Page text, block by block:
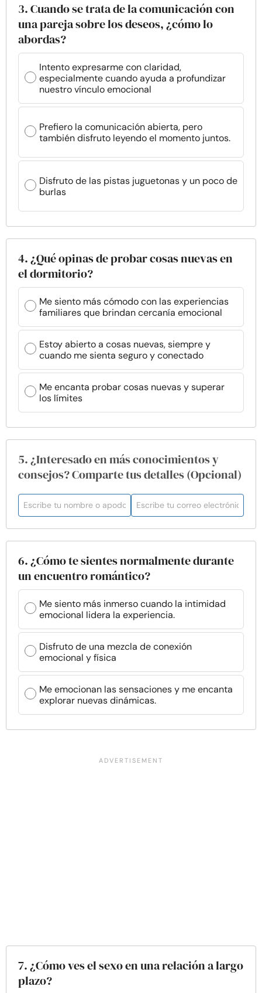
3. Cuando se trata de la comunicación con
una pareja sobre los deseos, ¿cómo lo
abordas?
Intento expresarme con claridad,
especialmente cuando ayuda a profundizar
nuestro vínculo emocional
Prefiero la comunicación abierta, pero
también disfruto leyendo el momento juntos.
Disfruto de las pistas juguetonas y un poco de
burlas
4. ¿Qué opinas de probar cosas nuevas en
el dormitorio?
Me siento más cómodo con las experiencias
familiares que brindan cercanía emocional
Estoy abierto a cosas nuevas, siempre y
cuando me sienta seguro y conectado
Me encanta probar cosas nuevas y superar
los límites
5. ¿Interesado en más conocimientos y
consejos? Comparte tus detalles (Opcional)
6. ¿Cómo te sientes normalmente durante
un encuentro romántico?
Me siento más inmerso cuando la intimidad
emocional lidera la experiencia.
Disfruto de una mezcla de conexión
emocional y física
Me emocionan las sensaciones y me encanta
explorar nuevas dinámicas.
7. ¿Cómo ves el sexo en una relación a largo
plazo?